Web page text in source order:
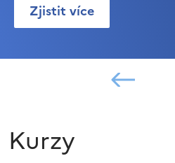
Zjistit více
Kurzy